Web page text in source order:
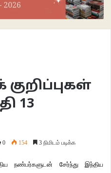
13
0 154 3 நிமிடம் படிக்க
நண்பர்களுடன் சேர்ந்து இந்திய